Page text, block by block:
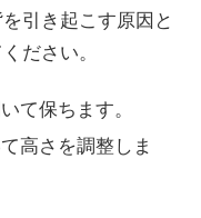
引き起こす原因と
ださい。
て保ちます。
高さを調整しま